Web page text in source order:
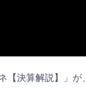
【決算解説】」が